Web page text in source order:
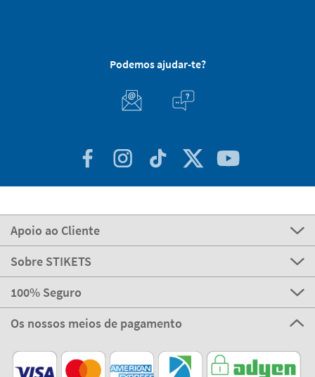
Podemos ajudar-te?
Apoio ao Cliente
Sobre STIKETS
100% Seguro
Os nossos meios de pagamento